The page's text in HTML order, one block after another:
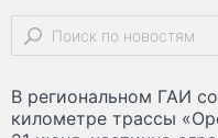
В региональном ГАИ
километре трассы